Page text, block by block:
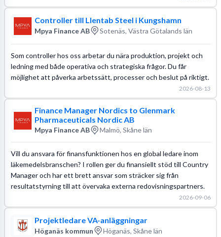
Controller till Llentab Steel i Kungshamn
Mpya Finance AB Sotenäs, Västra Götalands län
Som controller hos oss arbetar du nära produktion, projekt och
ledning med både operativa och strategiska frågor. Du får
möjlighet att påverka arbetssätt, processer och beslut på riktigt.
2026-08-13
Finance Manager Nordics to Glenmark
Pharmaceuticals Nordic AB
Mpya Finance AB Malmö, Skåne län
Vill du ansvara för finansfunktionen hos en global ledare inom
läkemedelsbranschen? I rollen ger du finansiellt stöd till Country
Manager och har ett brett ansvar som sträcker sig från
resultatstyrning till att övervaka externa redovisningspartners.
2026-09-06
Projektledare VA-anläggningar
Höganäs kommun Höganäs, Skåne län